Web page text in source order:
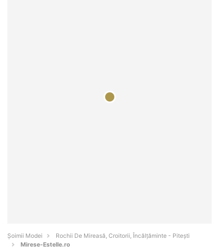
Șoimii Modei
Rochii De Mireasă, Croitorii, Încălțăminte - Piteşti
Mirese-Estelle.ro